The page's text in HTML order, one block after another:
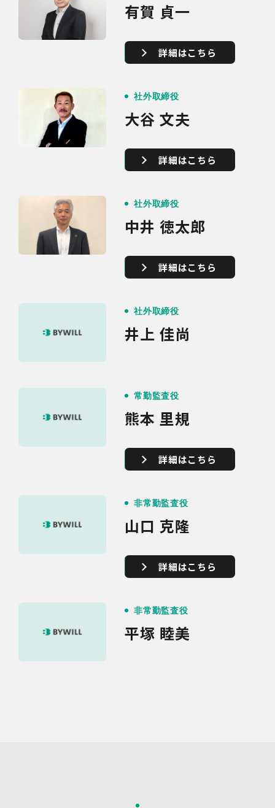
有賀 貞一
詳細はこちら
社外取締役
大谷 文夫
詳細はこちら
社外取締役
中井 徳太郎
詳細はこちら
社外取締役
井上 佳尚
常勤監査役
熊本 里規
詳細はこちら
非常勤監査役
山口 克隆
詳細はこちら
非常勤監査役
平塚 睦美